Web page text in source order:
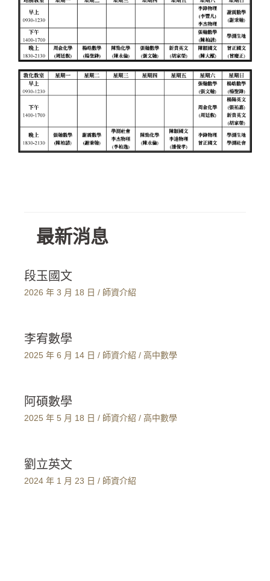
最新消息
段玉國文
2026 年 3 月 18 日 / 師資介紹
李宥數學
2025 年 6 月 14 日 / 師資介紹 / 高中數學
阿碩數學
2025 年 5 月 18 日 / 師資介紹 / 高中數學
劉立英文
2024 年 1 月 23 日 / 師資介紹